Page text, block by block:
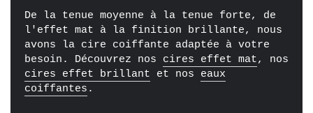
De la tenue moyenne à la tenue forte, de
l'effet mat à la finition brillante, nous
avons la cire coiffante adaptée à votre
besoin. Découvrez nos cires effet mat, nos
cires effet brillant et nos eaux
coiffantes .